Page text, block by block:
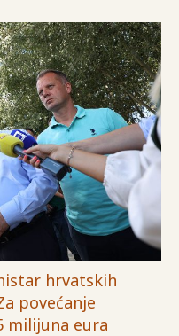
hrvatskih
povećanje
milijuna eura